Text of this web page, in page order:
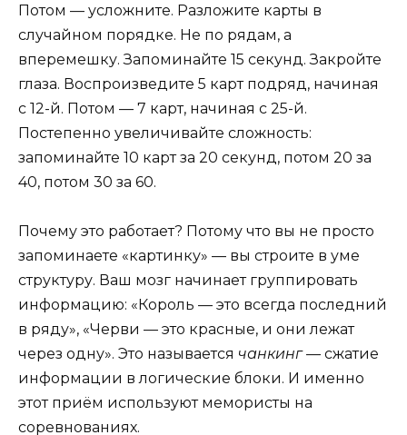
Потом — усложните. Разложите карты в
случайном порядке. Не по рядам, а
вперемешку. Запоминайте 15 секунд. Закройте
глаза. Воспроизведите 5 карт подряд, начиная
с 12-й. Потом — 7 карт, начиная с 25-й.
Постепенно увеличивайте сложность:
запоминайте 10 карт за 20 секунд, потом 20 за
40, потом 30 за 60.
Почему это работает? Потому что вы не просто
запоминаете «картинку» — вы строите в уме
структуру. Ваш мозг начинает группировать
информацию: «Король — это всегда последний
в ряду», «Черви — это красные, и они лежат
через одну». Это называется чанкинг— сжатие
информации в логические блоки. И именно
этот приём используют мемористы на
соревнованиях.